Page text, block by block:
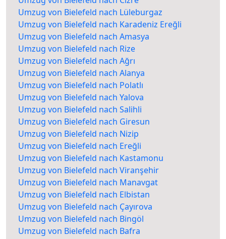
Umzug von Bielefeld nach Lüleburgaz
Umzug von Bielefeld nach Karadeniz Ereğli
Umzug von Bielefeld nach Amasya
Umzug von Bielefeld nach Rize
Umzug von Bielefeld nach Ağrı
Umzug von Bielefeld nach Alanya
Umzug von Bielefeld nach Polatlı
Umzug von Bielefeld nach Yalova
Umzug von Bielefeld nach Salihli
Umzug von Bielefeld nach Giresun
Umzug von Bielefeld nach Nizip
Umzug von Bielefeld nach Ereğli
Umzug von Bielefeld nach Kastamonu
Umzug von Bielefeld nach Viranşehir
Umzug von Bielefeld nach Manavgat
Umzug von Bielefeld nach Elbistan
Umzug von Bielefeld nach Çayırova
Umzug von Bielefeld nach Bingöl
Umzug von Bielefeld nach Bafra